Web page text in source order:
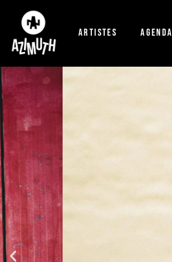
Artistes Agenda